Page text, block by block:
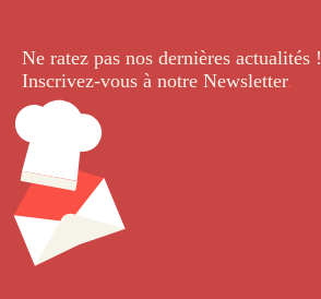
Ne ratez pas nos dernières actualités !
Inscrivez-vous à notre Newsletter.